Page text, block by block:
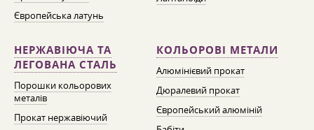
Європейська латунь
НЕРЖАВІЮЧА ТА
ЛЕГОВАНА СТАЛЬ
Порошки кольорових
металів
Прокат нержавіючий
КОЛЬОРОВІ МЕТАЛИ
Алюмінієвий прокат
Дюралевий прокат
Європейський алюміній